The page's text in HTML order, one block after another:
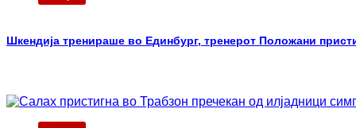
Шкендија тренираше во Единбург, тренерот Положани